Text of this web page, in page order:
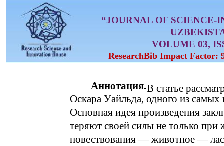
“JOURNAL OF SCIENCE-
VOLUME 03,
ResearchBib Impact Factor:
Аннотация.В статье
Оскара Уайльда, одного из самых
Основная идея произведения
теряют своей силы не только
повествования — животное —